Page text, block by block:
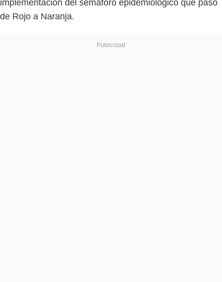
implementación del semáforo epidemiológico que pasó
de Rojo a Naranja.